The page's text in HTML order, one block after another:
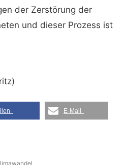
der Zerstörung der
und dieser Prozess ist
E-Mail
,